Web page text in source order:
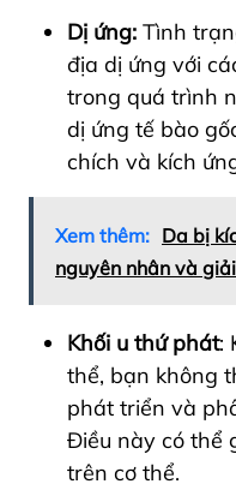
Dị ứng: Tình
địa dị ứng với
trong quá trình
dị ứng tế bào
chích và kích
Xem thêm: Da bị
nguyên nhân và
Khối u thứ phát:
thể, bạn không
phát triển và
Điều này có thể
trên cơ thể.